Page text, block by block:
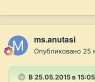
ms.anutasi
Опубликовано 25
В 25.05.2015 в